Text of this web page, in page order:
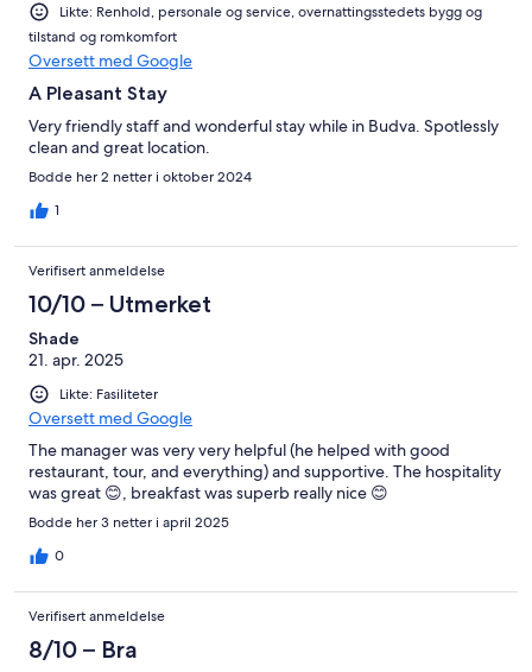
Likte: Renhold, personale og service, overnattingsstedets bygg og
tilstand og romkomfort
Oversett med Google
A Pleasant Stay
Very friendly staff and wonderful stay while in Budva. Spotlessly
clean and great location.
Bodde her 2 netter i oktober 2024
1
Verifisert anmeldelse
10/10 – Utmerket
Shade
21. apr. 2025
Likte: Fasiliteter
Oversett med Google
The manager was very very helpful (he helped with good
restaurant, tour, and everything) and supportive. The hospitality
was great 😊, breakfast was superb really nice 😊
Bodde her 3 netter i april 2025
0
Verifisert anmeldelse
8/10 – Bra